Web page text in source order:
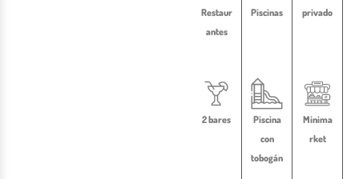
Restaur
antes
Piscinas
privado
2 bares
Piscina
con
tobogán
Minima
rket